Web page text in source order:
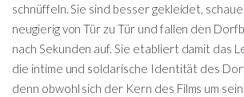
schnüffeln. Sie sind besser gekleidet,
neugierig von Tür zu Tür und fallen den
nach Sekunden auf. Sie etabliert damit das
die intime und soldarische Identität des
denn obwohl sich der Kern des Films um